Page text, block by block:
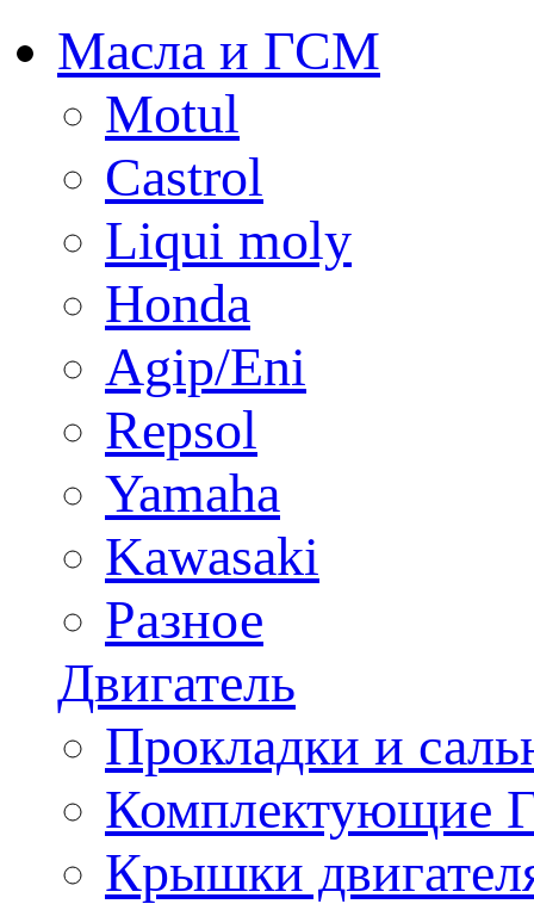
Масла и ГСМ
Motul
Castrol
Liqui moly
Honda
Agip/Eni
Repsol
Yamaha
Kawasaki
Разное
Двигатель
Прокладки и
Комплектующие
Крышки